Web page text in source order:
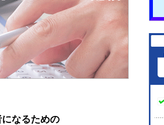
なるための